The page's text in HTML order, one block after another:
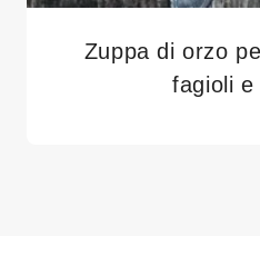
Zuppa di orzo
fagioli e